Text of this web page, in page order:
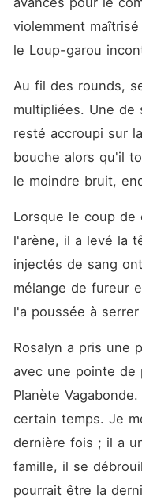
violemment
le Loup-garou
Au fil des rounds,
multipliées. Une
resté accroupi sur
bouche alors qu'il
le moindre bruit,
Lorsque le coup de
l'arène, il a levé la
injectés de sang
mélange de fureur
l'a poussée à
Rosalyn a pris une
avec une pointe
Planète
certain temps. Je
dernière fois ; il a
famille, il se
pourrait être la